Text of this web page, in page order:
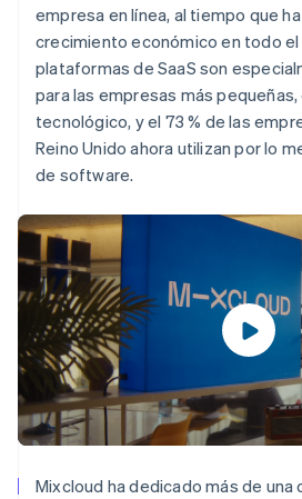
empresa en línea, al tiempo que
crecimiento económico en todo el
plataformas de SaaS son
para las empresas más
tecnológico, y el 73 % de las
Reino Unido ahora utilizan por lo
de software.
Mixcloud ha dedicado más de una